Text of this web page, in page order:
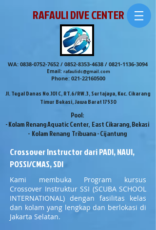
RAFAULI DIVE CENTER
WA: 0838-0752-7652/ 0852-8353-4638/ 0821-1136-3094
Email: rafaulidc@gmail.com
Phone: 021-22160500
Jl. Tegal Danas No.101 C, RT.6/RW.3, Sertajaya, Kec. Cikarang
Timur Bekasi, Jawa Barat 17530
Pool:
- Kolam Renang Aquatic Center, East Cikarang, Bekasi
- Kolam Renang Tribuana - Cijantung
Crossover Instructor dari PADI, NAUI,
POSSI/CMAS, SDI
Kami membuka Program kursus
Crossover Instruktur SSI (SCUBA SCHOOL
INTERNATIONAL) dengan fasilitas kelas
dan kolam yang lengkap dan berlokasi di
Jakarta Selatan.